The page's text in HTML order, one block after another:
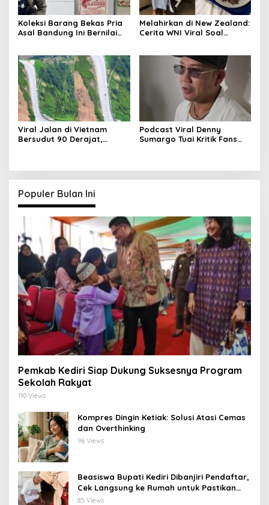
Koleksi Barang Bekas Pria
Asal Bandung Ini Bernilai
Melahirkan di New Zealand:
Cerita WNI Viral Soal
Viral Jalan di Vietnam
Bersudut 90 Derajat,
Podcast Viral Denny
Sumargo Tuai Kritik Fans
Populer Bulan Ini
Pemkab Kediri Siap Dukung Suksesnya Program
Sekolah Rakyat
110 Views
Kompres Dingin Ketiak: Solusi Atasi Cemas
dan Overthinking
96 Views
Beasiswa Bupati Kediri Dibanjiri Pendaftar,
Cek Langsung ke Rumah untuk Pastikan
Tepat Sasaran
85 Views